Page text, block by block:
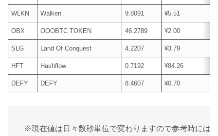
WLKN Walken 9.8091 ¥5.51
OBX OOOBTC TOKEN 46.2789 ¥2.00
SLG Land Of Conquest 4.2207 ¥3.79
HFT Hashflow 0.7192 ¥84.26
DEFY DEFY 8.4607 ¥0.70
※現在値は日々数秒単位で変わりますので参考時には